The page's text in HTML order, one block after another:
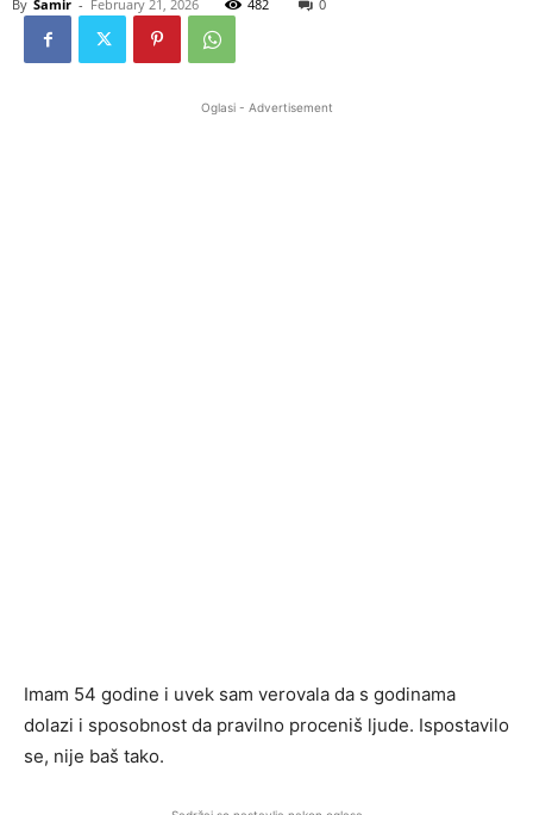
By Samir - February 21, 2026 482 0
Oglasi - Advertisement
Imam 54 godine i uvek sam verovala da s godinama
dolazi i sposobnost da pravilno proceniš ljude. Ispostavilo
se, nije baš tako.